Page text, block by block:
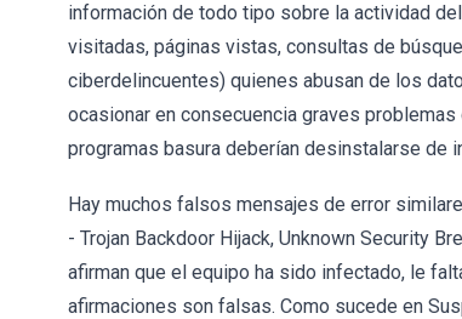
información de todo tipo sobre la actividad
visitadas, páginas vistas, consultas de
ciberdelincuentes) quienes abusan de los
ocasionar en consecuencia graves
programas basura deberían desinstalarse de
Hay muchos falsos mensajes de error
- Trojan Backdoor Hijack, Unknown Security
afirman que el equipo ha sido infectado, le
afirmaciones son falsas. Como sucede en